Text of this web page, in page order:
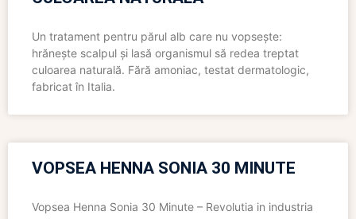
Un tratament pentru părul alb care nu vopsește:
hrănește scalpul și lasă organismul să redea treptat
culoarea naturală. Fără amoniac, testat dermatologic,
fabricat în Italia.
VOPSEA HENNA SONIA 30 MINUTE
Vopsea Henna Sonia 30 Minute – Revolutia in industria